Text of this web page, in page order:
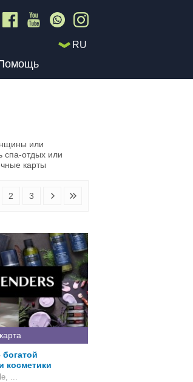
RU
или
спа-отдых или
карты
2 3
богатой
косметики
...